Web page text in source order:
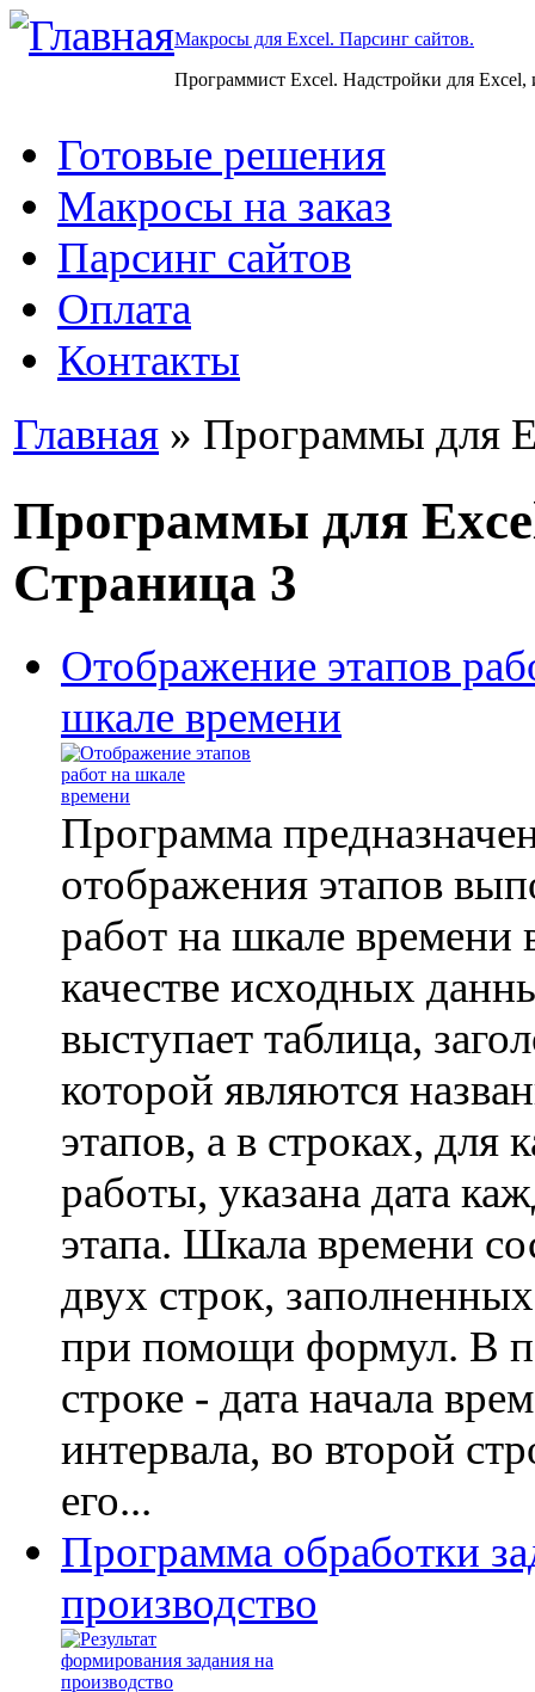
Макросы для Excel. Парсинг сайтов.
Программист Excel. Надстройки для Excel,
Готовые решения
Макросы на заказ
Парсинг сайтов
Оплата
Контакты
Главная » Программы для
Программы для
Страница 3
Отображение этапов
шкале времени
Программа
отображения этапов
работ на шкале времени
качестве исходных
выступает таблица,
которой являются
этапов, а в строках, для
работы, указана дата
этапа. Шкала времени
двух строк,
при помощи формул. В
строке - дата начала
интервала, во второй
его...
Программа обработки
производство